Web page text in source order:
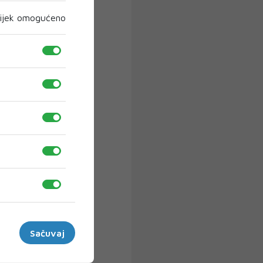
omogućeno
Sačuvaj